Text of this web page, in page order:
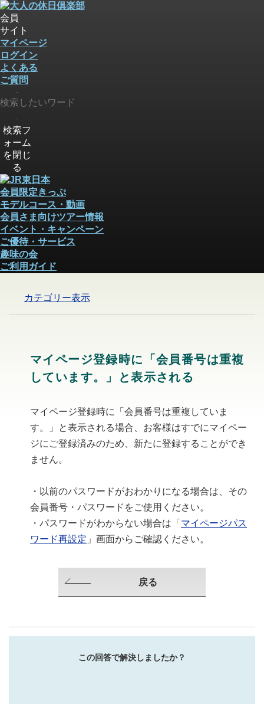
会員
サイト
マイページ
ログイン
よくある
ご質問
検索フ
ォーム
を閉じ
る
会員限定きっぷ
モデルコース・動画
会員さま向けツアー情報
イベント・キャンペーン
ご優待・サービス
趣味の会
ご利用ガイド
カテゴリー表示
マイページ登録時に「会員番号は重複
しています。」と表示される
マイページ登録時に「会員番号は重複していま
す。」と表示される場合、お客様はすでにマイペー
ジにご登録済みのため、新たに登録することができ
ません。
・以前のパスワードがおわかりになる場合は、その
会員番号・パスワードをご使用ください。
・パスワードがわからない場合は「 マイページパス
ワード再設定 」画面からご確認ください。
戻る
この回答で解決しましたか？